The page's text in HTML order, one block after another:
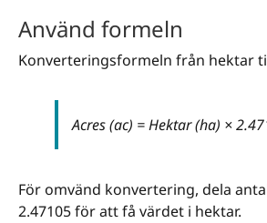
Använd formeln
Konverteringsformeln från hektar
Acres (ac) = Hektar (ha) ×
För omvänd konvertering, dela
2.47105 för att få värdet i hektar.